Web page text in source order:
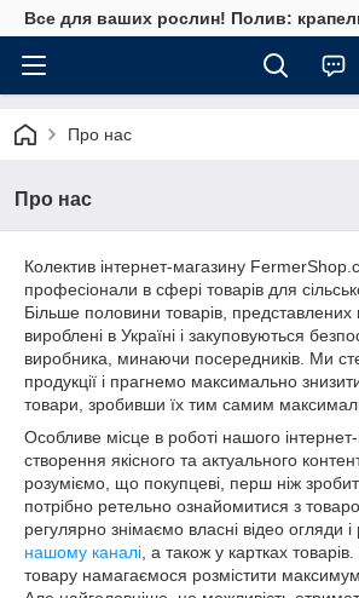
Все для ваших рослин! Полив:
Про нас
Про нас
Колектив інтернет-магазину
професіонали в сфері товарів для
Більше половини товарів,
вироблені в Україні і закуповуються
виробника, минаючи посередників. Ми
продукції і прагнемо максимально
товари, зробивши їх тим самим
Особливе місце в роботі нашого
створення якісного та актуального
розуміємо, що покупцеві, перш ніж
потрібно ретельно ознайомитися з
регулярно знімаємо власні відео огляди
нашому каналі , а також у картках
товару намагаємося розмістити максимум